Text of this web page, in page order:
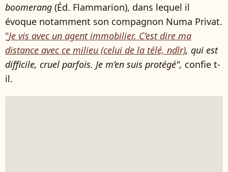
boomerang (Éd. Flammarion), dans lequel il
évoque notamment son compagnon Numa Privat.
"Je vis avec un agent immobilier. C’est dire ma
distance avec ce milieu (celui de la télé, ndlr), qui est
difficile, cruel parfois. Je m’en suis protégé", confie t-
il.